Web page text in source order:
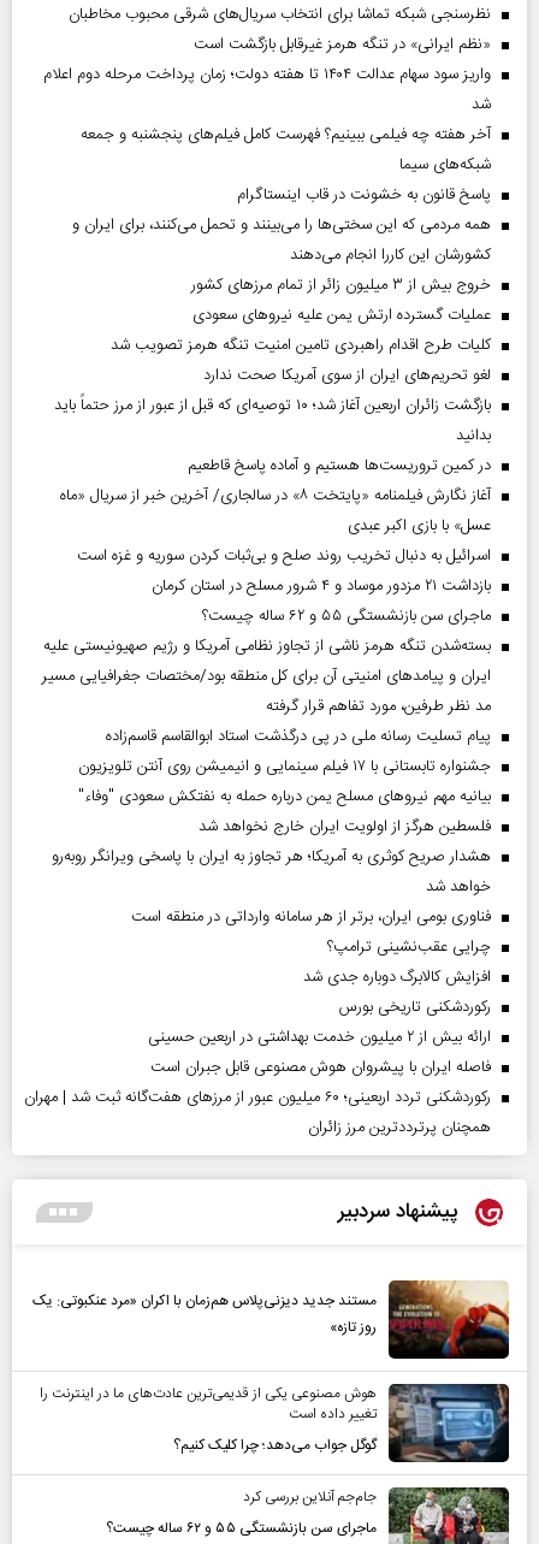
نظرسنجی شبکه تماشا برای انتخاب سریال‌های شرقی محبوب مخاطبان
«نظم ایرانی» در تنگه هرمز غیرقابل بازگشت است
واریز سود سهام عدالت ۱۴۰۴ تا هفته دولت؛ زمان پرداخت مرحله دوم اعلام
شد
آخر هفته چه فیلمی ببینیم؟ فهرست کامل فیلم‌های پنجشنبه و جمعه
شبکه‌های سیما
پاسخ قانون به خشونت در قاب اینستاگرام
همه مردمی که این سختی‌ها را می‌بینند و تحمل می‌کنند، برای ایران و
کشورشان این کاررا انجام می‌دهند
خروج بیش از ۳ میلیون زائر از تمام مرز‌های کشور
عملیات گسترده ارتش یمن علیه نیروهای سعودی
کلیات طرح اقدام راهبردی تامین امنیت تنگه هرمز تصویب شد
لغو تحریم‌های ایران از سوی آمریکا صحت ندارد
بازگشت زائران اربعین آغاز شد؛ ۱۰ توصیه‌ای که قبل از عبور از مرز حتماً باید
بدانید
در کمین تروریست‌ها هستیم و آماده پاسخ قاطعیم
آغاز نگارش فیلمنامه «پایتخت ۸» در سالجاری/ آخرین خبر از سریال «ماه
عسل» با بازی اکبر عبدی
اسرائیل به دنبال تخریب روند صلح و بی‌ثبات کردن سوریه و غزه است
بازداشت ۲۱ مزدور موساد و ۴ شرور مسلح در استان کرمان
ماجرای سن بازنشستگی ۵۵ و ۶۲ ساله چیست؟
بسته‌شدن تنگه هرمز ناشی از تجاوز نظامی آمریکا و رژیم صهیونیستی علیه
ایران و پیامد‌های امنیتی آن برای کل منطقه بود/مختصات جغرافیایی مسیر
مد نظر طرفین، مورد تفاهم قرار گرفته
پیام تسلیت رسانه ملی در پی درگذشت استاد ابوالقاسم قاسم‌زاده
جشنواره تابستانی با ۱۷ فیلم سینمایی و انیمیشن روی آنتن تلویزیون
بیانیه مهم نیروهای مسلح یمن درباره حمله به نفتکش سعودی "وفاء"
فلسطین هرگز از اولویت ایران خارج نخواهد شد
هشدار صریح کوثری به آمریکا؛ هر تجاوز به ایران با پاسخی ویرانگر روبه‌رو
خواهد شد
فناوری بومی ایران، برتر از هر سامانه وارداتی در منطقه است
چرایی عقب‌نشینی ترامپ؟
افزایش کالابرگ دوباره جدی شد
رکوردشکنی تاریخی بورس
ارائه بیش از ۲ میلیون خدمت بهداشتی در اربعین حسینی
فاصله ایران با پیشرو‌ان هوش مصنوعی قابل جبران است
رکوردشکنی تردد اربعینی؛ ۶۰ میلیون عبور از مرزهای هفت‌گانه ثبت شد | مهران
همچنان پرترددترین مرز زائران
پیشنهاد سردبیر
مستند جدید دیزنی‌پلاس هم‌زمان با اکران «مرد عنکبوتی: یک
روز تازه»
هوش مصنوعی یکی از قدیمی‌ترین عادت‌های ما در اینترنت را
تغییر داده است
گوگل جواب می‌دهد؛ چرا کلیک کنیم؟
جام‌جم آنلاین بررسی کرد
ماجرای سن بازنشستگی ۵۵ و ۶۲ ساله چیست؟